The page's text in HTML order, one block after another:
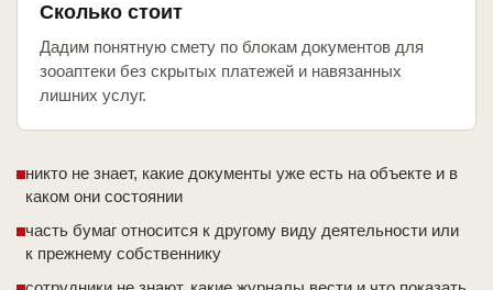
Сколько стоит
Дадим понятную смету по блокам документов для
зооаптеки без скрытых платежей и навязанных
лишних услуг.
никто не знает, какие документы уже есть на объекте и в
каком они состоянии
часть бумаг относится к другому виду деятельности или
к прежнему собственнику